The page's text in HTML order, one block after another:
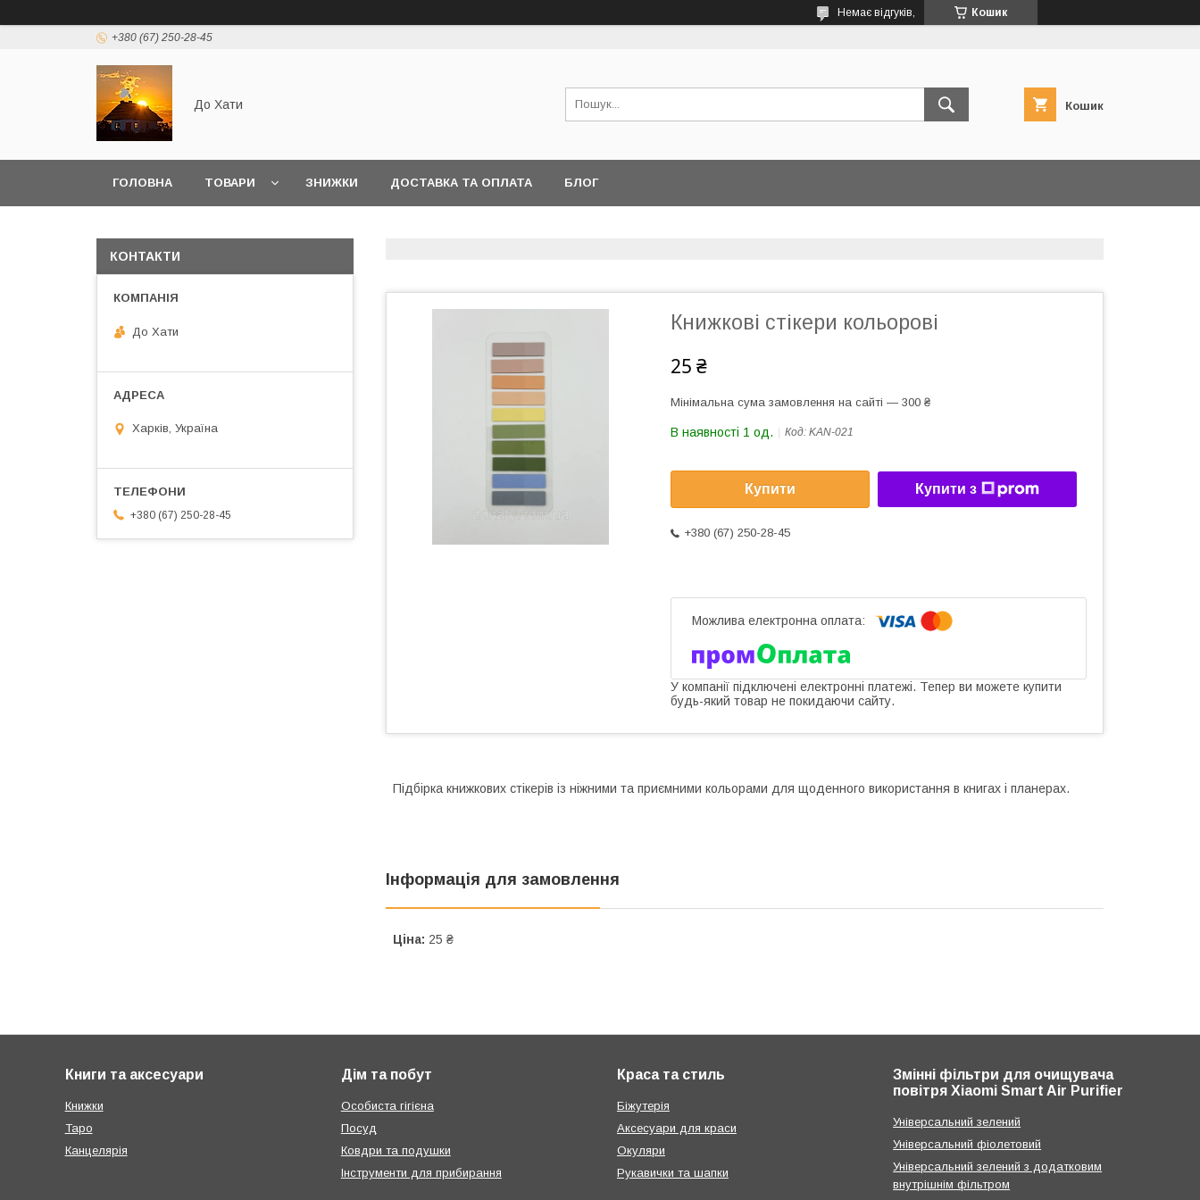
Кошик
Немає відгуків,
+380 (67) 250-28-45
До Хати Кошик
ГОЛОВНА ТОВАРИ ЗНИЖКИ ДОСТАВКА ТА ОПЛАТА БЛОГ
Книжкові стікери кольорові
25 ₴
Мінімальна сума замовлення на сайті — 300 ₴
В наявності 1 од. Код: KAN-021
Купити Купити з
+380 (67) 250-28-45
У компанії підключені електронні платежі. Тепер ви можете купити
будь-який товар не покидаючи сайту.
Підбірка книжкових стікерів із ніжними та приємними кольорами для щоденного використання в книгах і планерах.
Інформація для замовлення
Ціна: 25 ₴
КОНТАКТИ
До Хати
Харків, Україна
+380 (67) 250-28-45
Книги та аксесуари
Книжки
Таро
Канцелярія
Дім та побут
Особиста гігієна
Посуд
Ковдри та подушки
Інструменти для прибирання
Краса та стиль
Біжутерія
Аксесуари для краси
Окуляри
Рукавички та шапки
Змінні фільтри для очищувача
повітря Xiaomi Smart Air Purifier
Універсальний зелений
Універсальний фіолетовий
Універсальний зелений з додатковим
внутрішнім фільтром